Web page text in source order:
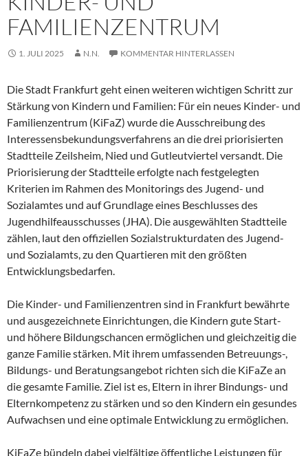
FAMILIENZENTRUM
1. JULI 2025 N.N. KOMMENTAR HINTERLASSEN
Die Stadt Frankfurt geht einen weiteren wichtigen Schritt zur
Stärkung von Kindern und Familien: Für ein neues Kinder- und
Familienzentrum (KiFaZ) wurde die Ausschreibung des
Interessensbekundungsverfahrens an die drei priorisierten
Stadtteile Zeilsheim, Nied und Gutleutviertel versandt. Die
Priorisierung der Stadtteile erfolgte nach festgelegten
Kriterien im Rahmen des Monitorings des Jugend- und
Sozialamtes und auf Grundlage eines Beschlusses des
Jugendhilfeausschusses (JHA). Die ausgewählten Stadtteile
zählen, laut den offiziellen Sozialstrukturdaten des Jugend-
und Sozialamts, zu den Quartieren mit den größten
Entwicklungsbedarfen.
Die Kinder- und Familienzentren sind in Frankfurt bewährte
und ausgezeichnete Einrichtungen, die Kindern gute Start-
und höhere Bildungschancen ermöglichen und gleichzeitig die
ganze Familie stärken. Mit ihrem umfassenden Betreuungs-,
Bildungs- und Beratungsangebot richten sich die KiFaZe an
die gesamte Familie. Ziel ist es, Eltern in ihrer Bindungs- und
Elternkompetenz zu stärken und so den Kindern ein gesundes
Aufwachsen und eine optimale Entwicklung zu ermöglichen.
KiFaZe bündeln dabei vielfältige öffentliche Leistungen für